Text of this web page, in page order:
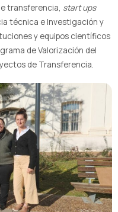
transferencia, start ups
técnica e Investigación y
y equipos científicos
de Valorización del
de Transferencia.